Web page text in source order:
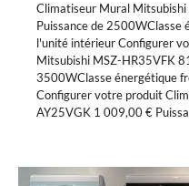
Climatiseur Mural
Puissance de
l'unité intérieur Configurer
Mitsubishi MSZ-HR35VFK
3500WClasse énergétique
Configurer votre produit
AY25VGK 1 009,00 €